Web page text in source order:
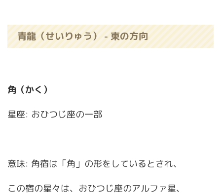
青龍（せいりゅう） - 東の方向
角（かく）
星座: おひつじ座の一部
意味: 角宿は「角」の形をしているとされ、
この宿の星々は、おひつじ座のアルファ星、